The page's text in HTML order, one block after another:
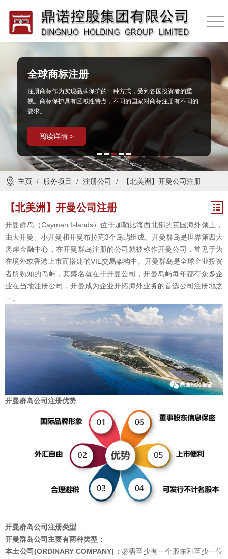
全球商标注册
注册商标作为实现品牌保护的一种方式，受到各国投资者的重
视。商标保护具有区域性特点，不同的国家对商标注册有不同的
要求。
阅读详情 >
企业财税规划
财税规划作为财务体系的一部分，为企业管理层所重视。合理的
预算，可以有效地控制支出，使企业资产获得最佳运转。
阅读详情 >
主页 / 服务项目 / 注册公司 / 【北美洲】开曼公司注册
【北美洲】开曼公司注册
开曼群岛（Cayman Islands）位于加勒比海西北部的英国海外领土，
由大开曼、小开曼和开曼布拉克3个岛屿组成。开曼群岛是世界第四大
离岸金融中心，在开曼群岛注册的公司就被称作开曼公司，常见于为
在境外或香港上市而搭建的VIE交易架构中。开曼群岛是全球企业投资
者所熟知的岛屿，其盛名就在于开曼公司，开曼岛屿每年都有众多企
业在当地注册公司，开曼成为企业开拓海外业务的首选公司注册地之
一。
开曼群岛公司注册优势
开曼群岛公司注册类型
开曼群岛公司主要有两种类型：
本土公司(ORDINARY COMPANY)： 必需至少有一个股东和至少一位